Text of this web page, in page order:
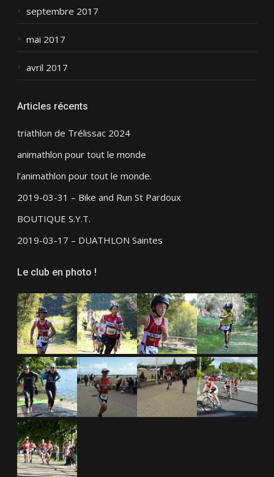
septembre 2017
mai 2017
avril 2017
Articles récents
triathlon de Trélissac 2024
animathlon pour tout le monde
l’animathlon pour tout le monde.
2019-03-31 – Bike and Run St Pardoux
BOUTIQUE S.Y.T.
2019-03-17 – DUATHLON Saintes
Le club en photo !